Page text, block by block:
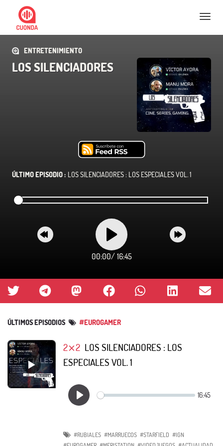
Nav
ENTRETENIMIENTO
LOS SILENCIADORES
ÚLTIMO EPISODIO : LOS SILENCIADORES : LOS ESPECIALES VOL. 1
00:00/ 16:45
ÚLTIMOS EPISODIOS #EUROGAMER
2⨯2 LOS SILENCIADORES : LOS
ESPECIALES VOL. 1
#RUBIALES #MARRUECOS #STARFIELD #IGN